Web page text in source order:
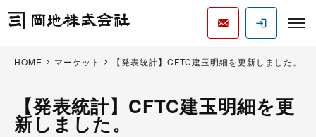
HOME マーケット 【発表統計】CFTC建玉明細を更新しました。
【発表統計】CFTC建玉明細を更
新しました。